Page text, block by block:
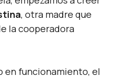
, otra madre que
la cooperadora
en funcionamiento, el